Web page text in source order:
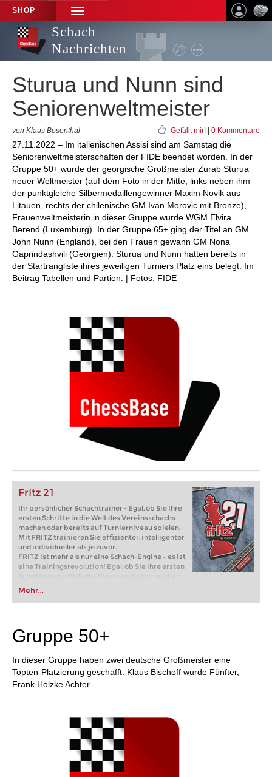
SHOP
TOGGLE
NAVIGATION
Schach
Nachrichten
Sturua und Nunn sind
Seniorenweltmeister
von Klaus Besenthal Gefällt mir! 0 Kommentare
27.11.2022 – Im italienischen Assisi sind am Samstag die
Seniorenweltmeisterschaften der FIDE beendet worden. In der
Gruppe 50+ wurde der georgische Großmeister Zurab Sturua
neuer Weltmeister (auf dem Foto in der Mitte, links neben ihm
der punktgleiche Silbermedaillengewinner Maxim Novik aus
Litauen, rechts der chilenische GM Ivan Morovic mit Bronze),
Frauenweltmeisterin in dieser Gruppe wurde WGM Elvira
Berend (Luxemburg). In der Gruppe 65+ ging der Titel an GM
John Nunn (England), bei den Frauen gewann GM Nona
Gaprindashvili (Georgien). Sturua und Nunn hatten bereits in
der Startrangliste ihres jeweiligen Turniers Platz eins belegt. Im
Beitrag Tabellen und Partien. | Fotos: FIDE
Fritz 21
Ihr persönlicher Schachtrainer - Egal, ob Sie Ihre
ersten Schritte in die Welt des Vereinsschachs
machen oder bereits auf Turnierniveau spielen:
Mit FRITZ trainieren Sie effizienter, intelligenter
und individueller als je zuvor.
FRITZ ist mehr als nur eine Schach-Engine – es ist
eine Trainingsrevolution! Egal, ob Sie Ihre ersten
Schritte in die Welt des Vereinsschachs machen
oder bereits auf Turnierniveau spielen: Mit
FRITZ trainieren Sie effizienter, intelligenter und
individueller als je zuvor.
Mehr...
Gruppe 50+
In dieser Gruppe haben zwei deutsche Großmeister eine
Topten-Platzierung geschafft: Klaus Bischoff wurde Fünfter,
Frank Holzke Achter.